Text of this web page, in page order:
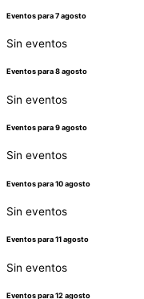
Eventos para7agosto
Sin eventos
Eventos para8agosto
Sin eventos
Eventos para9agosto
Sin eventos
Eventos para10agosto
Sin eventos
Eventos para11agosto
Sin eventos
Eventos para12agosto